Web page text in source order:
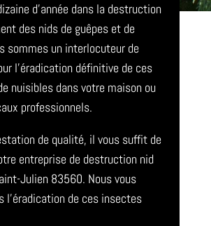
d’année dans la destruction
des nids de guêpes et de
sommes un interlocuteur de
l’éradication définitive de ces
nuisibles dans votre maison ou
professionnels.
de qualité, il vous suffit de
entreprise de destruction nid
Julien 83560. Nous vous
l’éradication de ces insectes